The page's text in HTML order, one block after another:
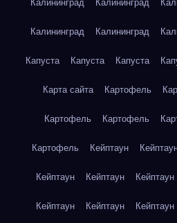
Калининград Калининград
Калининград Калининград
Капуста Капуста Капуста
Карта сайта Картофель
Картофель Картофель
Картофель Кейптаун
Кейптаун Кейптаун Кейптаун
Кейптаун Кейптаун Кейптаун